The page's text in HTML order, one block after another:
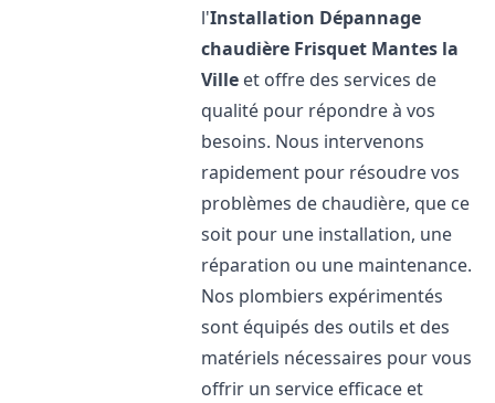
l'Installation Dépannage
chaudière Frisquet Mantes la
Ville et offre des services de
qualité pour répondre à vos
besoins. Nous intervenons
rapidement pour résoudre vos
problèmes de chaudière, que ce
soit pour une installation, une
réparation ou une maintenance.
Nos plombiers expérimentés
sont équipés des outils et des
matériels nécessaires pour vous
offrir un service efficace et